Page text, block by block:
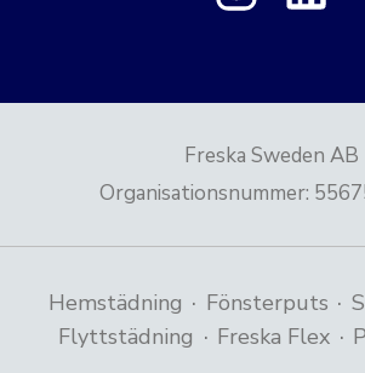
Freska Sweden AB
Organisationsnummer:
Hemstädning · Fönsterputs ·
Flyttstädning · Freska Flex ·